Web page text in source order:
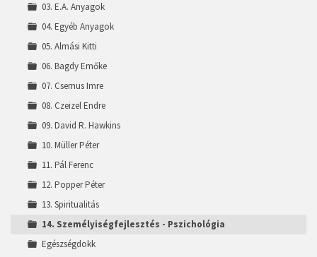
03. E.A. Anyagok
04. Egyéb Anyagok
05. Almási Kitti
06. Bagdy Emőke
07. Csernus Imre
08. Czeizel Endre
09. David R. Hawkins
10. Müller Péter
11. Pál Ferenc
12. Popper Péter
13. Spiritualitás
14. Személyiségfejlesztés - Pszichológia
Egészségdokk